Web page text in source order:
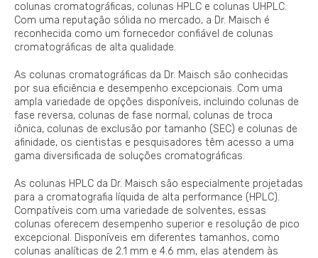
colunas cromatográficas, colunas HPLC e colunas UHPLC.
Com uma reputação sólida no mercado, a Dr. Maisch é
reconhecida como um fornecedor confiável de colunas
cromatográficas de alta qualidade.
As colunas cromatográficas da Dr. Maisch são conhecidas
por sua eficiência e desempenho excepcionais. Com uma
ampla variedade de opções disponíveis, incluindo colunas de
fase reversa, colunas de fase normal, colunas de troca
iônica, colunas de exclusão por tamanho (SEC) e colunas de
afinidade, os cientistas e pesquisadores têm acesso a uma
gama diversificada de soluções cromatográficas.
As colunas HPLC da Dr. Maisch são especialmente projetadas
para a cromatografia líquida de alta performance (HPLC).
Compatíveis com uma variedade de solventes, essas
colunas oferecem desempenho superior e resolução de pico
excepcional. Disponíveis em diferentes tamanhos, como
colunas analíticas de 2.1 mm e 4.6 mm, elas atendem às